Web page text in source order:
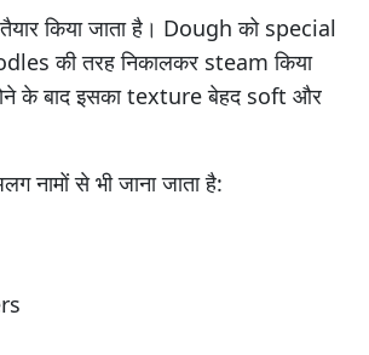
किया जाता है। Dough को special
की तरह निकालकर steam किया
के बाद इसका texture बेहद soft और
नामों से भी जाना जाता है: